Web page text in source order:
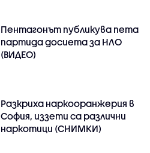
Пентагонът публикува пета
партида досиета за НЛО
(ВИДЕО)
Разкриха наркооранжерия в
София, иззети са различни
наркотици (СНИМКИ)